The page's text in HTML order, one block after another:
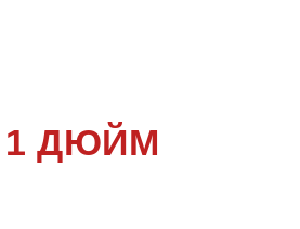
1 ДЮЙМ